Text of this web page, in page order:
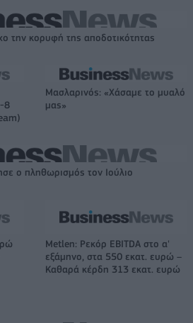
την κορυφή της αποδοτικότητας
8
Μασλαρινός: «Χάσαμε το μυαλό
μας»
ο πληθωρισμός τον Ιούλιο
Metlen: Ρεκόρ EBITDA στο α'
εξάμηνο, στα 550 εκατ. ευρώ –
Καθαρά κέρδη 313 εκατ. ευρώ